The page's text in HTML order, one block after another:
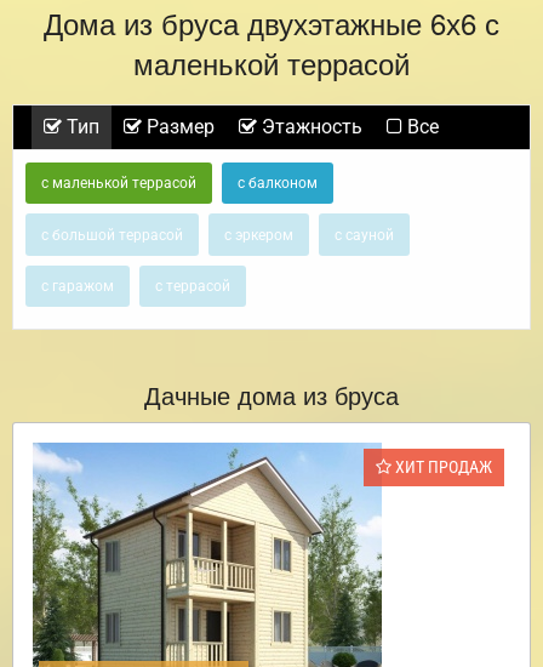
Дома из бруса двухэтажные 6х6 с
маленькой террасой
Тип Размер Этажность Все
с маленькой террасой с балконом
с большой террасой с эркером с сауной
с гаражом с террасой
Дачные дома из бруса
ХИТ ПРОДАЖ